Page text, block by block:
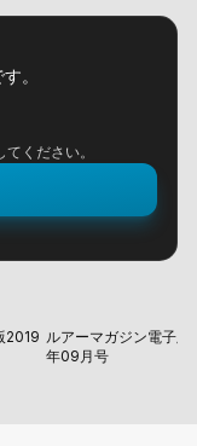
。
ください。
2019 ルアーマガジン電子版
年09月号